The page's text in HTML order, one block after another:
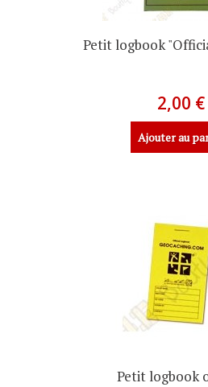
Petit logbook
2,00 €
Ajouter au
Petit logbook